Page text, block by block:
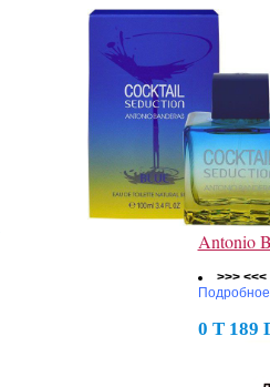
Antonio
>>> <<<
0 Т 189